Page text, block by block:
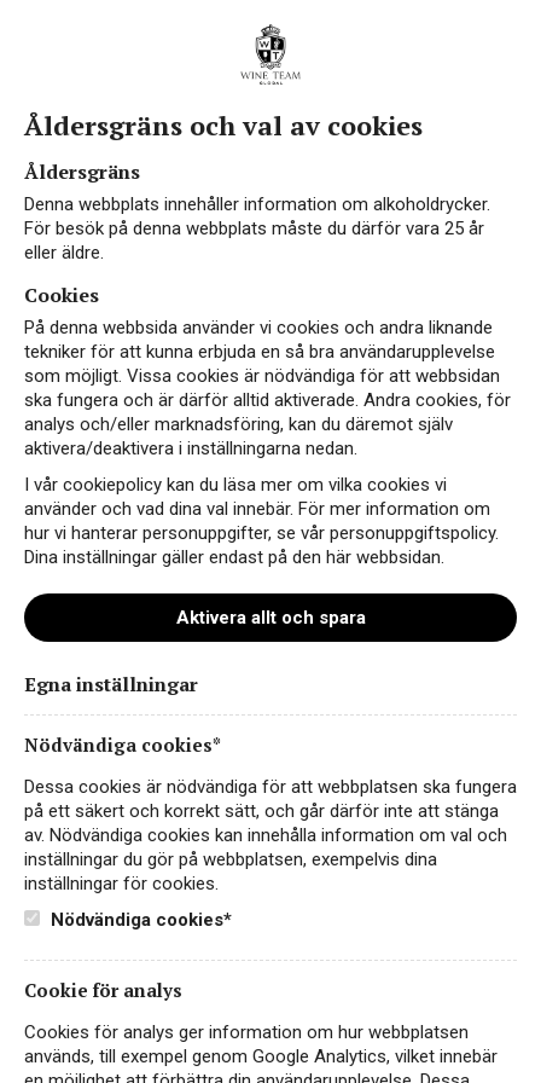
Madeleine Ullman WT svvit
Instagram
Facebook
Åldersgräns och val av cookies
Åldersgräns
Denna webbplats innehåller information om alkoholdrycker.
För besök på denna webbplats måste du därför vara 25 år
eller äldre.
Cookies
På denna webbsida använder vi cookies och andra liknande
tekniker för att kunna erbjuda en så bra användarupplevelse
som möjligt. Vissa cookies är nödvändiga för att webbsidan
ska fungera och är därför alltid aktiverade. Andra cookies, för
analys och/eller marknadsföring, kan du däremot själv
aktivera/deaktivera i inställningarna nedan.
I vår cookiepolicy kan du läsa mer om vilka cookies vi
använder och vad dina val innebär. För mer information om
hur vi hanterar personuppgifter, se vår personuppgiftspolicy.
Dina inställningar gäller endast på den här webbsidan.
Aktivera allt och spara
Egna inställningar
Nödvändiga cookies*
Dessa cookies är nödvändiga för att webbplatsen ska fungera
på ett säkert och korrekt sätt, och går därför inte att stänga
av. Nödvändiga cookies kan innehålla information om val och
inställningar du gör på webbplatsen, exempelvis dina
inställningar för cookies.
Nödvändiga cookies*
Cookie för analys
Cookies för analys ger information om hur webbplatsen
används, till exempel genom Google Analytics, vilket innebär